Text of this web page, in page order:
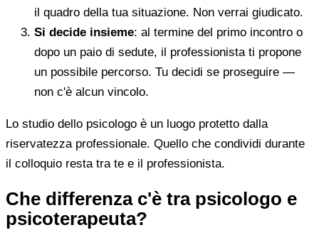
il quadro della tua situazione. Non verrai giudicato.
Si decide insieme: al termine del primo incontro o
dopo un paio di sedute, il professionista ti propone
un possibile percorso. Tu decidi se proseguire —
non c'è alcun vincolo.
Lo studio dello psicologo è un luogo protetto dalla
riservatezza professionale. Quello che condividi durante
il colloquio resta tra te e il professionista.
Che differenza c'è tra psicologo e
psicoterapeuta?